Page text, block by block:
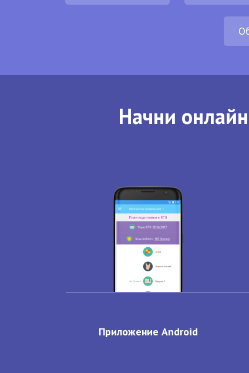
Начни
Приложение Android